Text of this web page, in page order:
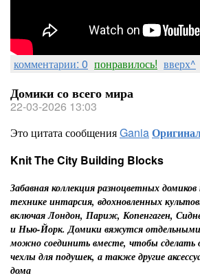
комментарии: 0 понравилось! вверх^
Домики со всего мира
22-03-2026 13:03
Это цитата сообщенияGania
Knit The City Building Blocks
Забавная коллекция разноцветных
технике интарсия, вдохновленных
включая Лондон, Париж, Копенгаген,
и Нью-Йорк. Домики вяжутся
можно соединить вместе, чтобы сделать
чехлы для подушек, а также другие
дома